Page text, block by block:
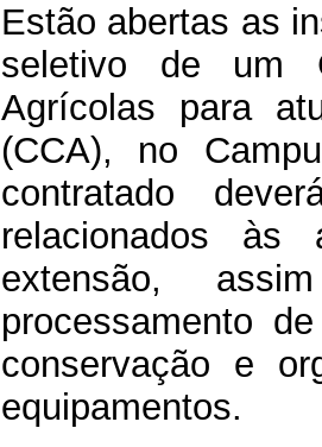
Estão abertas as
seletivo de um
Agrícolas para
(CCA), no
contratado
relacionados às
extensão,
processamento
conservação e
equipamentos.